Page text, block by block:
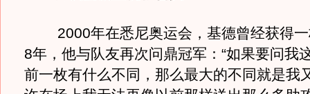
2000年在悉尼奥运会，基德曾经获得一
8年，他与队友再次问鼎冠军：“如果要问我
前一枚有什么不同，那么最大的不同就是我